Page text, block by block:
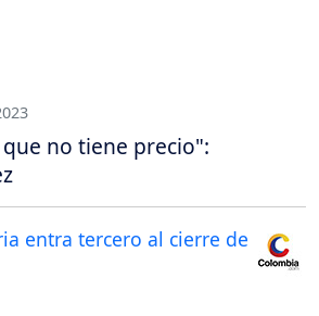
no tiene precio":